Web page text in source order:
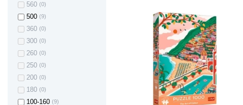
560 (0)
500 (9)
360 (0)
300 (0)
260 (0)
250 (0)
200 (0)
180 (0)
100-160 (9)